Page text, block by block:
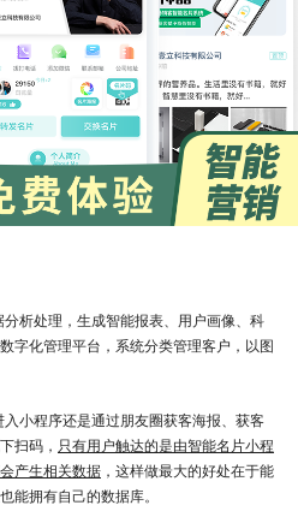
析处理，生成智能报表、用户画像、科
字化管理平台，系统分类管理客户，以图
小程序还是通过朋友圈获客海报、获客
扫码， 只有用户触达的是由智能名片小程
产生相关数据 ，这样做最大的好处在于能
能拥有自己的数据库。